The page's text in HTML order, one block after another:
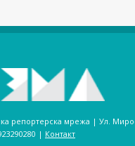
репортерска мрежа | Ул.
| Контакт